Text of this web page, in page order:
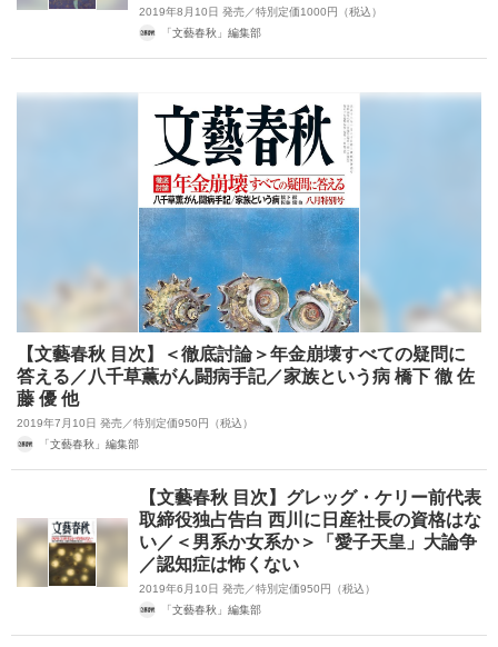
2019年8月10日 発売／特別定価1000円（税込）
「文藝春秋」編集部
【文藝春秋 目次】＜徹底討論＞年金崩壊すべての疑問に
答える／八千草薫がん闘病手記／家族という病 橋下 徹 佐
藤 優 他
2019年7月10日 発売／特別定価950円（税込）
「文藝春秋」編集部
【文藝春秋 目次】グレッグ・ケリー前代表
取締役独占告白 西川に日産社長の資格はな
い／＜男系か女系か＞「愛子天皇」大論争
／認知症は怖くない
2019年6月10日 発売／特別定価950円（税込）
「文藝春秋」編集部